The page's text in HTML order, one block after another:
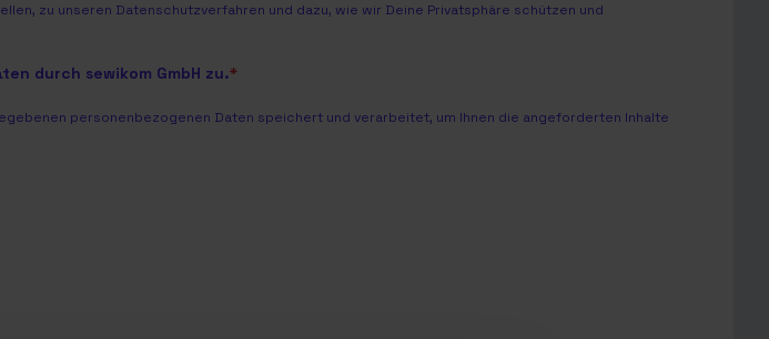
zu unseren Datenschutzverfahren und dazu, wie wir Deine Privatsphäre schützen und
durch sewikom GmbH zu.*
personenbezogenen Daten speichert und verarbeitet, um Ihnen die angeforderten Inhalte